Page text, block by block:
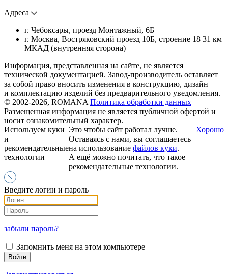
Адреса
г. Чебоксары, проезд Монтажный, 6Б
г. Москва, Востряковский проезд 10Б, строение 18 31 км
МКАД (внутренняя сторона)
Информация, представленная на сайте, не является
технической документацией. Завод-производитель оставляет
за собой право вносить изменения в конструкцию, дизайн
и комплектацию изделий без предварительного уведомления.
© 2002-2026, ROMANA Политика обработки данных
Размещенная информация не является публичной офертой и
носит ознакомительный характер.
Используем куки
и
рекомендательные
технологии
Это чтобы сайт работал лучше.
Оставаясь с нами, вы соглашаетесь
на использование файлов куки.
А ещё можно почитать, что такое
рекомендательные технологии.
Хорошо
Введите логин и пароль
забыли пароль?
Запомнить меня на этом компьютере